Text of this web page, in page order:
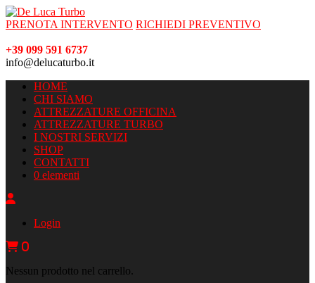
PRENOTA INTERVENTO RICHIEDI PREVENTIVO
+39 099 591 6737
info@delucaturbo.it
HOME
CHI SIAMO
ATTREZZATURE OFFICINA
ATTREZZATURE TURBO
I NOSTRI SERVIZI
SHOP
CONTATTI
0 elementi
Login
0
Nessun prodotto nel carrello.